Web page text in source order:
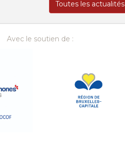
Toutes les actualités
Avec le soutien de :